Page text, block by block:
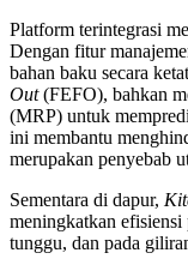
Platform terintegrasi
Dengan fitur
bahan baku secara
Out(FEFO), bahkan
(MRP) untuk
ini membantu
merupakan penyebab
Sementara di dapur,
meningkatkan efisiensi
tunggu, dan pada